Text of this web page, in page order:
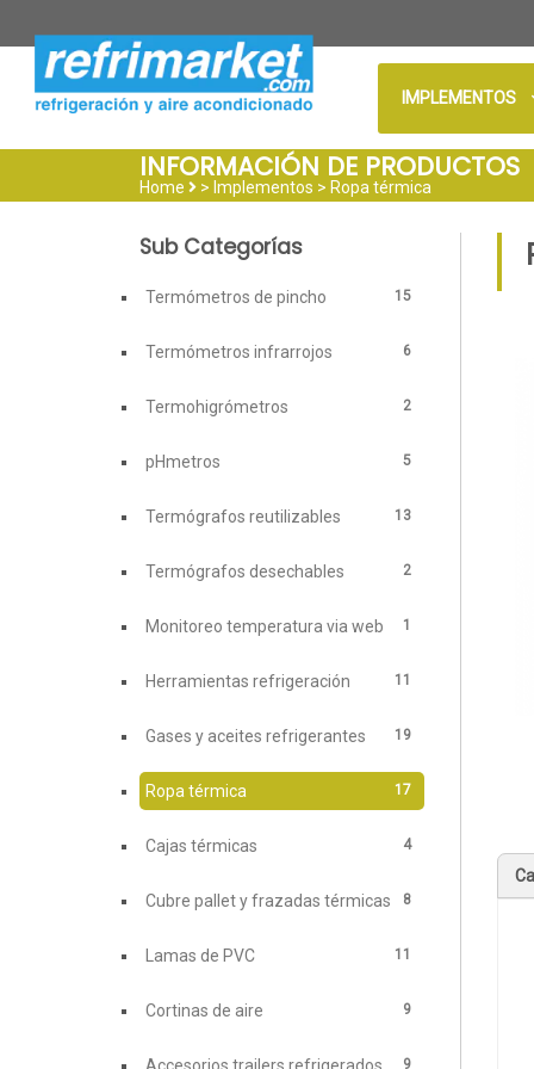
IMPLEMENTOS
INFORMACIÓN DE PRODUCTOS
Home > Implementos > Ropa térmica
Sub Categorías
Termómetros de pincho 15
Termómetros infrarrojos 6
Termohigrómetros 2
pHmetros 5
Termógrafos reutilizables 13
Termógrafos desechables 2
Monitoreo temperatura via web 1
Herramientas refrigeración 11
Gases y aceites refrigerantes 19
Ropa térmica 17
Cajas térmicas 4
Cubre pallet y frazadas térmicas 8
Lamas de PVC 11
Cortinas de aire 9
Accesorios trailers refrigerados 9